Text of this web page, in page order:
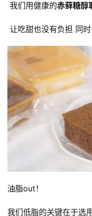
资
讯
八
点
僧
音
谈
乐
我们用健康的赤藓糖醇
让吃甜也没有负担 同
油脂out！
我们低脂的关键在于选